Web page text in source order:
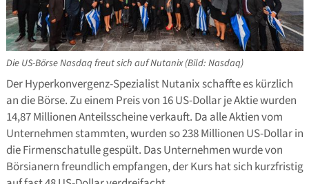
Die US-Börse Nasdaq freut sich auf Nutanix (Bild: Nasdaq)
Der Hyperkonvergenz-Spezialist Nutanix schaffte es kürzlich
an die Börse. Zu einem Preis von 16 US-Dollar je Aktie wurden
14,87 Millionen Anteilsscheine verkauft. Da alle Aktien vom
Unternehmen stammten, wurden so 238 Millionen US-Dollar in
die Firmenschatulle gespült. Das Unternehmen wurde von
Börsianern freundlich empfangen, der Kurs hat sich kurzfristig